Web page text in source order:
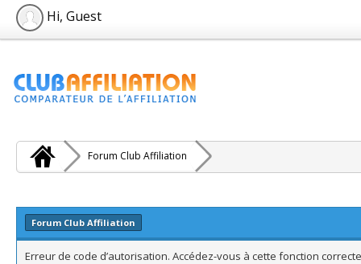
Hi, Guest
Forum Club Affiliation
Forum Club Affiliation
Erreur de code d’autorisation. Accédez-vous à cette fonction